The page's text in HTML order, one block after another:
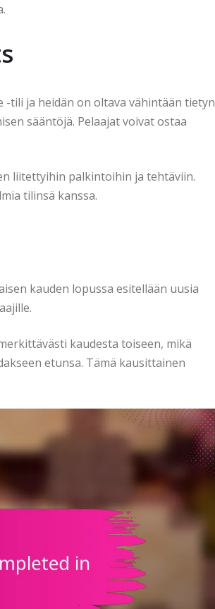
-tili ja heidän on oltava vähintään tietyn
sääntöjä. Pelaajat voivat ostaa
liitettyihin palkintoihin ja tehtäviin.
tilinsä kanssa.
kauden lopussa esitellään uusia
kaudesta toiseen, mikä
etunsa. Tämä kausittainen